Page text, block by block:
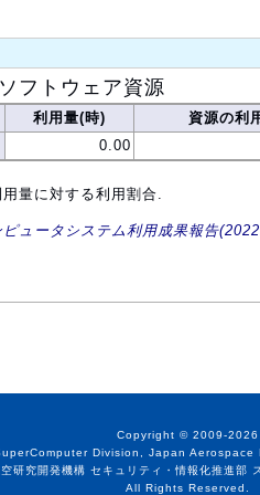
フトウェア資源
利用量(時) 資源の利
0.00
量に対する利用割合.
ュータシステム利用成果報告
Copyright © 2009-2026
Division, Japan Aerospace
研究開発機構 セキュリティ・情報化推進部
All Rights Reserved.